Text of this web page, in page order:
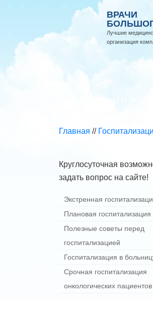
ВРАЧИ
Лучшие
организация
Главная //
Круглосуточная
задать вопрос на сайте!
Экстренная
Плановая госпитализация
Полезные советы перед
госпитализацией
Госпитализация в
Срочная госпитализация
онкологических пациентов